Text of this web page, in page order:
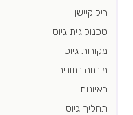
רילוקיישן
טכנולוגית גיוס
מקורות גיוס
מונחה נתונים
ראיונות
תהליך גיוס